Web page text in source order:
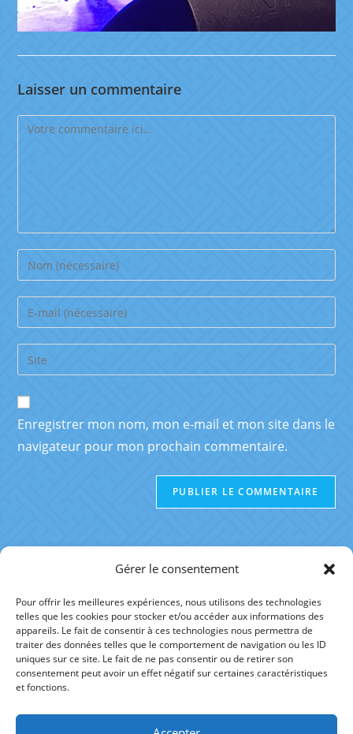
Gérer le consentement
Pour offrir les meilleures expériences, nous utilisons des technologies
telles que les cookies pour stocker et/ou accéder aux informations des
appareils. Le fait de consentir à ces technologies nous permettra de
traiter des données telles que le comportement de navigation ou les ID
uniques sur ce site. Le fait de ne pas consentir ou de retirer son
consentement peut avoir un effet négatif sur certaines caractéristiques
et fonctions.
Laisser un commentaire
Enregistrer mon nom, mon e-mail et mon site dans le
navigateur pour mon prochain commentaire.
RÉFÉRENCES
AUTRE SITE